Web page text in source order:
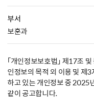
부서
보훈과
「개인정보보호법」 제17조
인정보의 목적 외 이용 및 제
하고 있는 개인정보 중 2025
같이 공고합니다.